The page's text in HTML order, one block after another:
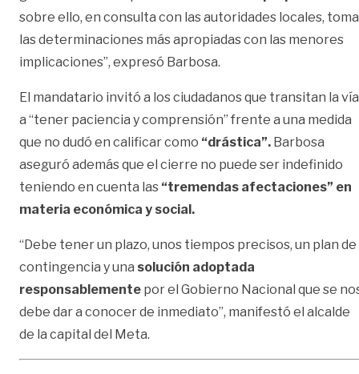
sobre ello, en consulta con las autoridades locales,
las determinaciones más apropiadas con las menores
implicaciones”, expresó Barbosa.
El mandatario invitó a los ciudadanos que transitan la vía
a “tener paciencia y comprensión” frente a una medida
que no dudó en calificar como “drástica”. Barbosa
aseguró además que el cierre no puede ser indefinido
teniendo en cuenta las “tremendas afectaciones” en
materia económica y social.
“Debe tener un plazo, unos tiempos precisos, un plan de
contingencia y una solución adoptada
responsablemente por el Gobierno Nacional que se
debe dar a conocer de inmediato”, manifestó el alcalde
de la capital del Meta.